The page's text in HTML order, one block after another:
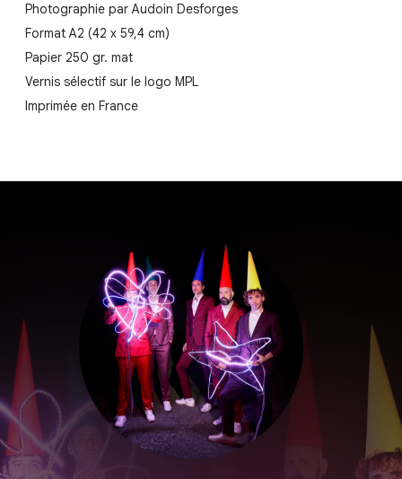
Photographie par Audoin Desforges
Format A2 (42 x 59,4 cm)
Papier 250 gr. mat
Vernis sélectif sur le logo MPL
Imprimée en France